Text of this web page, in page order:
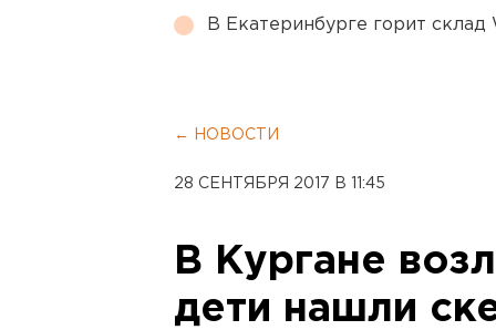
В Екатеринбурге горит склад
← НОВОСТИ
28 СЕНТЯБРЯ 2017 В 11:45
В Кургане
дети нашли